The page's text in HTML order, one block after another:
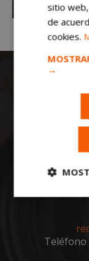
toda la
Teléfono
sitio
de
cookies.
→